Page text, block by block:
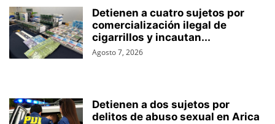
Detienen a cuatro sujetos por
comercialización ilegal de
cigarrillos y incautan...
Agosto 7, 2026
Detienen a dos sujetos por
delitos de abuso sexual en Arica